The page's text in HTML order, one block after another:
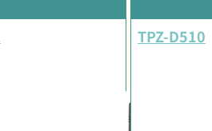
TPZ-D510